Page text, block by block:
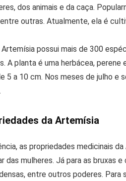
dos animais e da caça.
outras. Atualmente, ela é
possui mais de 300
A planta é uma herbácea,
5 a 10 cm. Nos meses de julho e
da Artemísia
as propriedades medicinais
das mulheres. Já para as bruxas
entre outros poderes.